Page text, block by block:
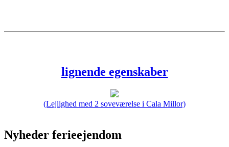
lignende egenskaber
(Lejlighed med 2 soveværelse i Cala Millor)
Nyheder ferieejendom